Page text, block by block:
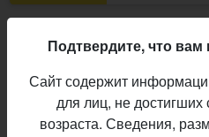
Пивоварня:
Алкоголь:
6,8%
Горечь:
30 IBU
Начало
Подтвердите, что
Сайт содержит
для лиц, не
возраста. Сведения,